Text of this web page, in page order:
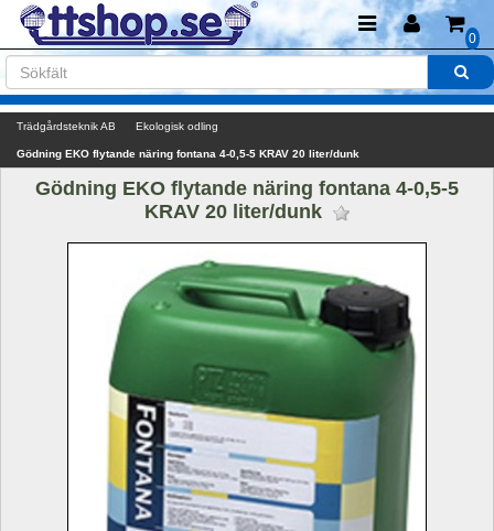
0
Trädgårdsteknik AB Ekologisk odling
Gödning EKO flytande näring fontana 4-0,5-5 KRAV 20 liter/dunk
Gödning EKO flytande näring fontana 4-0,5-5
KRAV 20 liter/dunk